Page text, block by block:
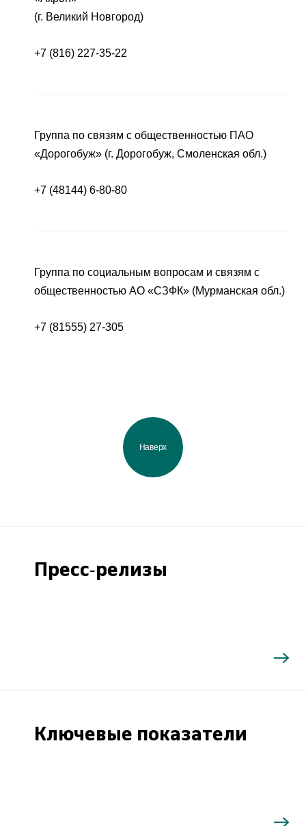
(г. Великий Новгород)
+7 (816) 227-35-22
Группа по связям с общественностью ПАО
«Дорогобуж» (г. Дорогобуж, Смоленская обл.)
+7 (48144) 6-80-80
Группа по социальным вопросам и связям с
общественностью АО «СЗФК» (Мурманская обл.)
+7 (81555) 27-305
Наверх
Пресс-релизы
Ключевые показатели